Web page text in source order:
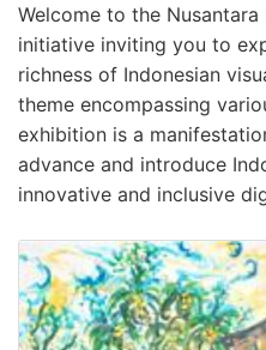
Welcome to the
initiative inviting you to
richness of Indonesian
theme encompassing
exhibition is a
advance and introduce
innovative and inclusive